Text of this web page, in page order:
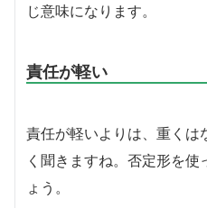
じ意味になります。
責任が軽い
責任が軽いよりは、重くは
く聞きますね。否定形を
ょう。